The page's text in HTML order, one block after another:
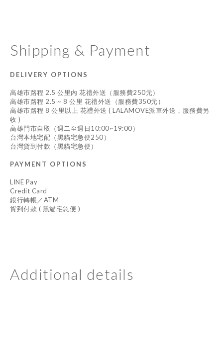
Shipping & Payment
DELIVERY OPTIONS
高雄市路程 2.5 公里內 花禮外送（服務費250元）
高雄市路程 2.5 ~ 8 公里 花禮外送（服務費350元）
高雄市路程 8 公里以上 花禮外送 ( LALAMOVE派車外送，服務費另
收 )
高雄門市自取（週二至週日10:00~19:00）
台灣本地宅配（黑貓宅急便250）
台灣貨到付款（黑貓宅急便）
PAYMENT OPTIONS
LINE Pay
Credit Card
銀行轉帳／ATM
貨到付款 ( 黑貓宅急便 )
Additional details